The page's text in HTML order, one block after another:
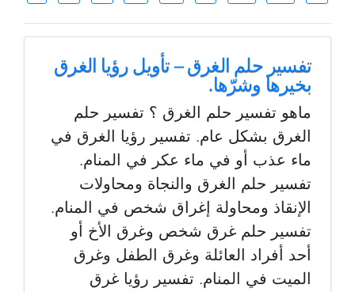
تفسير حلم الغرق – تأويل رؤيا الغرق
بخيرها وشرّها.
ماهو تفسير حلم الغرق ؟ تفسير حلم
الغرق بشكل عام. تفسير رؤيا الغرق في
ماء عذب أو في ماء عكر في المنام.
تفسير حلم الغرق والنجاة ومحاولات
الإنقاذ ومحاولة إغراق شخص في المنام.
تفسير حلم غرق شخص وغرق الأخ أو
أحد أفراد العائلة وغرق الطفل وغرق
الميت في المنام. تفسير رؤيا غرق